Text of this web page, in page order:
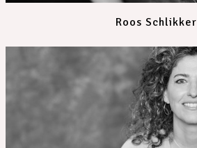
Roos Schlikker